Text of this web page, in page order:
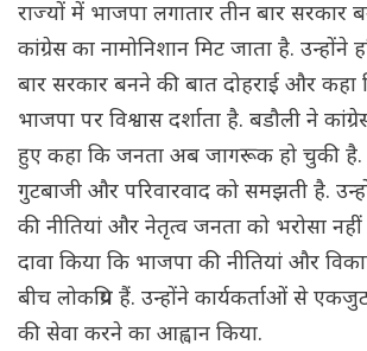
राज्यों में भाजपा लगातार तीन बार सरकार
कांग्रेस का नामोनिशान मिट जाता है. उन्होंने
बार सरकार बनने की बात दोहराई और
भाजपा पर विश्वास दर्शाता है. बडौली ने
हुए कहा कि जनता अब जागरूक हो चुकी है.
गुटबाजी और परिवारवाद को समझती है.
की नीतियां और नेतृत्व जनता को भरोसा
दावा किया कि भाजपा की नीतियां और
बीच लोकप्रिय हैं. उन्होंने कार्यकर्ताओं से
की सेवा करने का आह्वान किया.